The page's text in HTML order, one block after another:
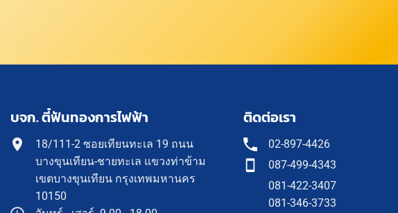
บจก. ตี๋ฟันทองการไฟฟ้า
18/111-2 ซอยเทียนทะเล 19 ถนน
บางขุนเทียน-ชายทะเล แขวงท่าข้าม
เขตบางขุนเทียน กรุงเทพมหานคร
10150
ติดต่อเรา
02-897-4426
087-499-4343
081-422-3407
081-346-3733